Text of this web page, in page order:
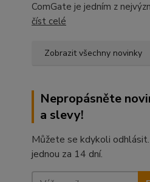
ComGate je jedním z
číst celé
Zobrazit všechny novinky
Nepropásněte
a slevy!
Můžete se kdykoli
jednou za 14 dní.